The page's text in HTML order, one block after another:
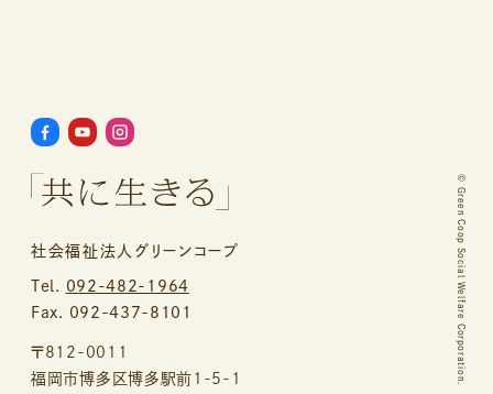
社会福祉法人グリーンコープ
Tel. 092-482-1964
Fax. 092-437-8101
〒812-0011
福岡市博多区博多駅前1-5-1
©
Green Coop Social Welfare Corporation.